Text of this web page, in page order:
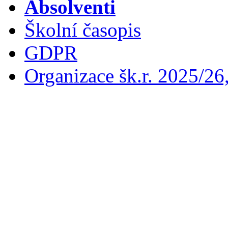
Absolventi
Školní časopis
GDPR
Organizace šk.r. 2025/